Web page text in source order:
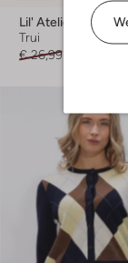
Lil' Atelier
Trui
€ 26,99